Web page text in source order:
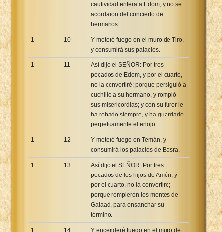
cautividad entera a Edom, y no se
acordaron del concierto de
hermanos.
1 10
Y meteré fuego en el muro de Tiro,
y consumirá sus palacios.
1 11
Así dijo el SEÑOR: Por tres
pecados de Edom, y por el cuarto,
no la convertiré; porque persiguió a
cuchillo a su hermano, y rompió
sus misericordias; y con su furor le
ha robado siempre, y ha guardado
perpetuamente el enojo.
1 12
Y meteré fuego en Temán, y
consumirá los palacios de Bosra.
1 13
Así dijo el SEÑOR: Por tres
pecados de los hijos de Amón, y
por el cuarto, no la convertiré;
porque rompieron los montes de
Galaad, para ensanchar su
término.
1 14
Y encenderé fuego en el muro de